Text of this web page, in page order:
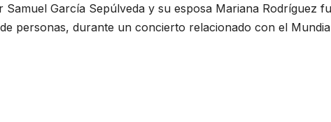
García Sepúlveda y su esposa Mariana Rodríguez
personas, durante un concierto relacionado con el